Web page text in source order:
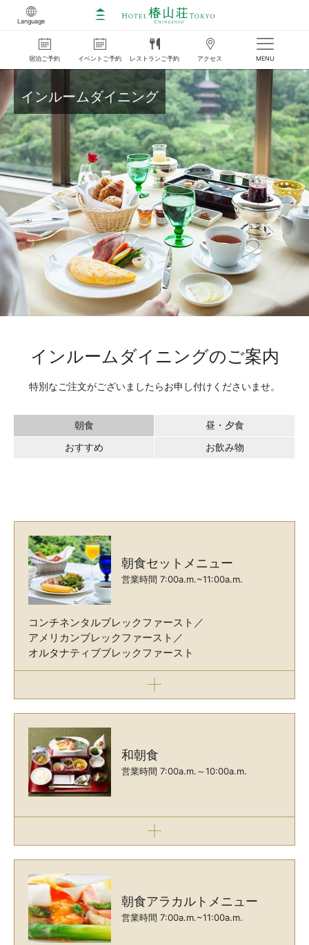
Language
宿泊ご予約 イベント ご予約 レストラン ご予約 アクセス MENU
インルームダイニング
インルームダイニングのご案内
特別なご注文がございましたらお申し付けくださいませ。
朝食 昼・夕食
おすすめ お飲み物
朝食セットメニュー
営業時間 7:00a.m.~11:00a.m.
コンチネンタルブレックファースト／
アメリカンブレックファースト／
オルタナティブブレックファースト
和朝食
営業時間 7:00a.m.～10:00a.m.
朝食アラカルトメニュー
営業時間 7:00a.m.~11:00a.m.